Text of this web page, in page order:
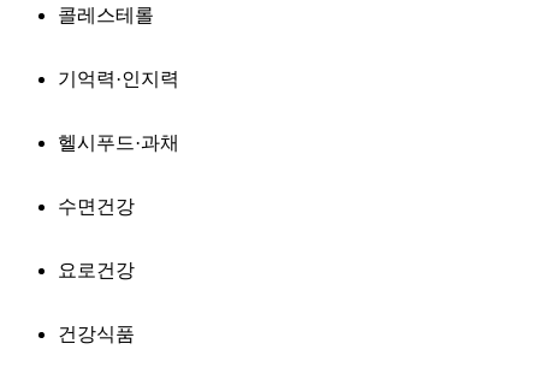
콜레스테롤
기억력·인지력
헬시푸드·과채
수면건강
요로건강
건강식품